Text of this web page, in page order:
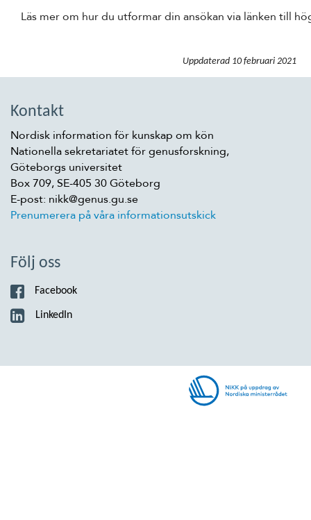
Läs mer om hur du utformar din ansökan via länken till
Uppdaterad 10 februari 2021
Kontakt
Nordisk information för kunskap om kön
Nationella sekretariatet för genusforskning,
Göteborgs universitet
Box 709, SE-405 30 Göteborg
E-post: nikk@genus.gu.se
Prenumerera på våra informationsutskick
Följ oss
Facebook
LinkedIn